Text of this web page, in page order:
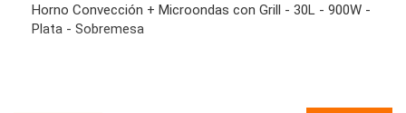
Horno Convección + Microondas con Grill - 30L - 900W -
Plata - Sobremesa